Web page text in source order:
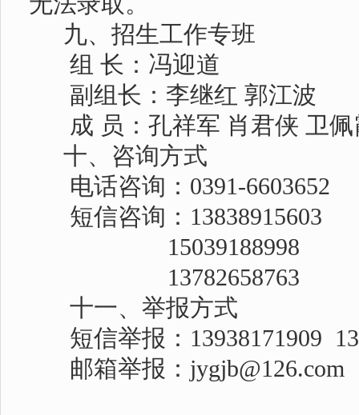
九、招生工作专班
组 长：冯迎道
副组长：李继红 郭江波
成 员：孔祥军 肖君侠 卫
十、咨询方式
电话咨询： 0391-6603652
短信咨询： 13838915603
15039188998
13782658763
十一、举报方式
短信举报： 13938171909
邮箱举报： jygjb@126.com